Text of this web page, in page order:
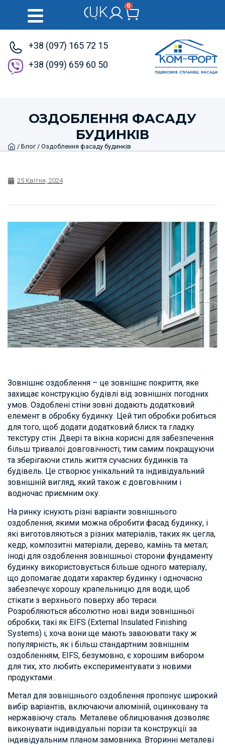
UK
RU 0
+38 (097) 165 72 15
+38 (099) 659 60 50
ОЗДОБЛЕННЯ ФАСАДУ
БУДИНКІВ
Home
/ Блог/ Оздоблення фасаду будинків
25 Квітня, 2024
Зовнішнє оздоблення – це зовнішнє покриття, яке
захищає конструкцію будівлі від зовнішніх погодних
умов. Оздоблені стіни зовні додають додатковий
елемент в обробку будинку. Цей тип обробки робиться
для того, щоб додати додатковий блиск та гладку
текстуру стін. Двері та вікна корисні для забезпечення
більш тривалої довговічності, тим самим покращуючи
та зберігаючи стиль життя сучасних будинків та
будівель. Це створює унікальний та індивідуальний
зовнішній вигляд, який також є довговічним і
водночас приємним оку.
На ринку існують різні варіанти зовнішнього
оздоблення, якими можна обробити фасад будинку, і
які виготовляються з різних матеріалів, таких як цегла,
кедр, композитні матеріали, дерево, камінь та метал;
іноді для оздоблення зовнішньої сторони фундаменту
будинку використовується більше одного матеріалу,
що допомагає додати характер будинку і одночасно
забезпечує хорошу крапельницю для води, щоб
стікати з верхнього поверху або тераси.
Розробляються абсолютно нові види зовнішньої
обробки, такі як EIFS (External Insulated Finishing
Systems) і, хоча вони ще мають завоювати таку ж
популярність, як і більш стандартним зовнішнім
оздобленням, EIFS, безумовно, є хорошим вибором
для тих, хто любить експериментувати з новими
продуктами .
Метал для зовнішнього оздоблення пропонує широкий
вибір варіантів, включаючи алюміній, оцинковану та
нержавіючу сталь. Металеве облицювання дозволяє
виконувати індивідуальні порізи та конструкції за
індивідуальним планом замовника. Вторинні металеві